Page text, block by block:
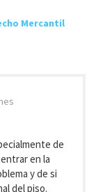
Mercantil
de
en la
y de si
del piso.